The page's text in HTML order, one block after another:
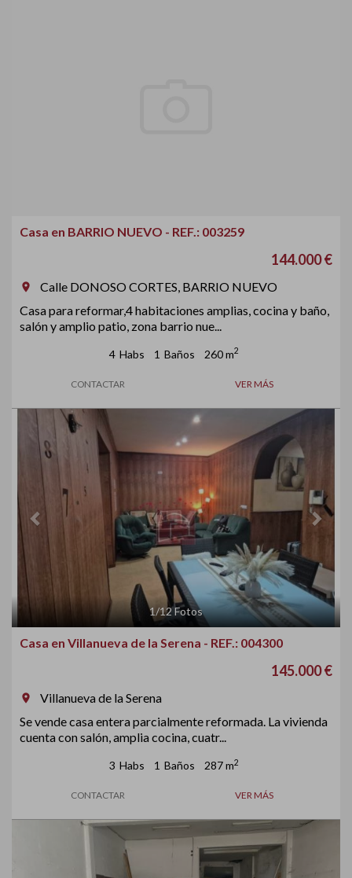
Casa en BARRIO NUEVO - REF.: 003259
144.000 €
room
Calle DONOSO CORTES, BARRIO NUEVO
Casa para reformar,4 habitaciones amplias, cocina y baño,
salón y amplio patio, zona barrio nue...
4 Habs 1 Baños 260 m2
CONTACTAR VER MÁS
Previous
1/12Fotos
Casa en Villanueva de la Serena - REF.: 004300
145.000 €
room
Villanueva de la Serena
Se vende casa entera parcialmente reformada. La vivienda
cuenta con salón, amplia cocina, cuatr...
3 Habs 1 Baños 287 m2
CONTACTAR VER MÁS
Previous Next